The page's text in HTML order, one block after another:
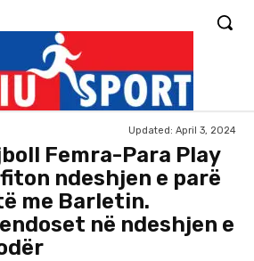
Updated: April 3, 2024
Femra-Para Play
ndeshjen e parë
me Barletin.
në ndeshjen e